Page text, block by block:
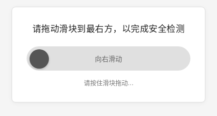
请拖动滑块到最右方，以完成安全检测
向右滑动
请按住滑块拖动...